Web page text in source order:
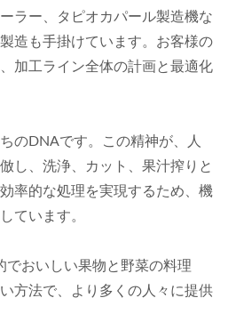
ラー、タピオカパール製造機な
造も手掛けています。お客様の
加工ライン全体の計画と最適化
のDNAです。この精神が、人
し、洗浄、カット、果汁搾りと
率的な処理を実現するため、機
ています。
でおいしい果物と野菜の料理
方法で、より多くの人々に提供